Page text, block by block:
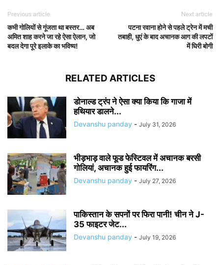
Previous article
कभी गोलियों से गूंजता था बस्तर… अब
अमित शाह करने जा रहे ऐसा ऐलान, जो
बदल देगा पूरे इलाके का भविष्य!
Next article
पटना रवाना होने से पहले ट्रेन में मची
तबाही, धुएं के बाद अचानक आग की लपटों
में घिरी बोगी
RELATED ARTICLES
डोनाल्ड ट्रंप ने ऐसा क्या किया कि गाजा में
हथियार डालने...
Devanshu panday - July 31, 2026
भीड़भाड़ वाले फूड फेस्टिवल में अचानक बरसी
गोलियां, अचानक हुई फायरिंग...
Devanshu panday - July 27, 2026
पाकिस्तान के सपनों पर फिरा पानी! चीन ने J-
35 फाइटर जेट...
Devanshu panday - July 19, 2026